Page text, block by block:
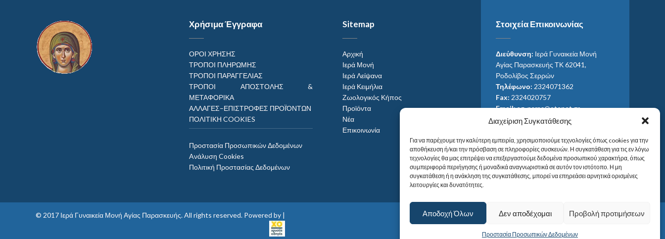
Διαχείριση Συγκατάθεσης
Για να παρέχουμε την καλύτερη εμπειρία, χρησιμοποιούμε τεχνολογίες όπως cookies για την
αποθήκευση ή/και την πρόσβαση σε πληροφορίες συσκευών. Η συγκατάθεση για τις εν λόγω
τεχνολογίες θα μας επιτρέψει να επεξεργαστούμε δεδομένα προσωπικού χαρακτήρα, όπως
συμπεριφορά περιήγησης ή μοναδικά αναγνωριστικά σε αυτόν τον ιστότοπο. Η μη
συγκατάθεση ή η ανάκληση της συγκατάθεσης, μπορεί να επηρεάσει αρνητικά ορισμένες
λειτουργίες και δυνατότητες.
Αποδοχή Όλων Δεν αποδέχομαι Προβολή προτιμήσεων
Προστασία Προσωπικών Δεδομένων
Χρήσιμα Έγγραφα
ΟΡΟΙ ΧΡΗΣΗΣ
ΤΡΟΠΟΙ ΠΛΗΡΩΜΗΣ
ΤΡΟΠΟΙ ΠΑΡΑΓΓΕΛΙΑΣ
ΤΡΟΠΟΙ ΑΠΟΣΤΟΛΗΣ &
ΜΕΤΑΦΟΡΙΚΑ
ΑΛΛΑΓΕΣ–ΕΠΙΣΤΡΟΦΕΣ ΠΡΟΪΌΝΤΩΝ
ΠΟΛΙΤΙΚΗ COOKIES
Προστασία Προσωπικών Δεδομένων
Aνάλυση Cookies
Πολιτική Προστασίας Δεδομένων
Sitemap
Αρχική
Ιερά Μονή
Ιερά Λείψανα
Ιερά Κειμήλια
Ζωολογικός Κήπος
Προϊόντα
Νέα
Επικοινωνία
Στοιχεία Επικοινωνίας
Διεύθυνση: Ιερά Γυναικεία Μονή
Αγίας Παρασκευής ΤΚ 62041,
Ροδολίβος Σερρών
Τηλέφωνο: 2324071362
Fax: 2324020757
Email:ag_paras@otenet.gr
Email:info@im-agparaskevis.gr
Από ανατολή έως και δύση του ηλίου.
© 2017 Ιερά Γυναικεία Μονή Αγίας Παρασκευής. All rights reserved. Powered by |